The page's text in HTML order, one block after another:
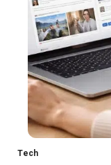
Tech